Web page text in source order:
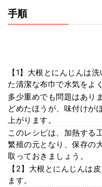
手順
【1】大根とにんじんは
た清潔な布巾で水気をよ
多少重めでも問題はあり
どめたほうが、味付けが
上がります。
このレシピは、加熱する
繁殖の元となり、保存の
取っておきましょう。
【2】大根とにんじんは
ます。